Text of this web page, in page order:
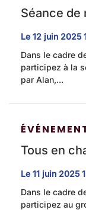
Séance
Le12 juin 2025
Dans le cadre
participez à la
par Alan,...
Tous en
Le11 juin 2025
Dans le cadre
participez au